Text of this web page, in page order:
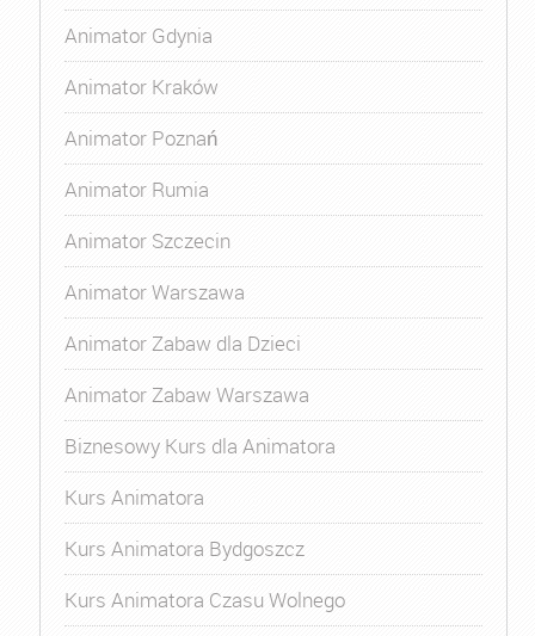
Animator Gdynia
Animator Kraków
Animator Poznań
Animator Rumia
Animator Szczecin
Animator Warszawa
Animator Zabaw dla Dzieci
Animator Zabaw Warszawa
Biznesowy Kurs dla Animatora
Kurs Animatora
Kurs Animatora Bydgoszcz
Kurs Animatora Czasu Wolnego